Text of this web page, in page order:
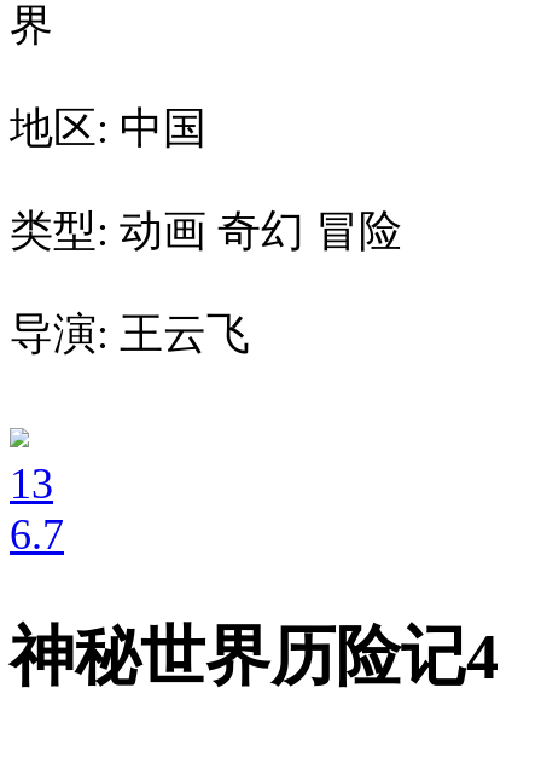
界
地区: 中国
类型: 动画 奇幻 冒险
导演: 王云飞
13
6.7
神秘世界历险记4